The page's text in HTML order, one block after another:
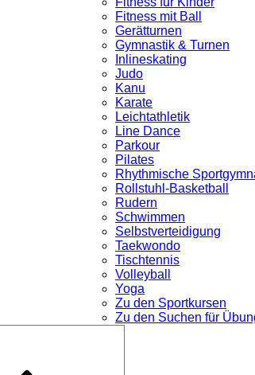
Fitness mit Ball
Gerätturnen
Gymnastik & Turnen
Inlineskating
Judo
Kanu
Karate
Leichtathletik
Line Dance
Parkour
Pilates
Rhythmische
Rollstuhl-Basketball
Rudern
Schwimmen
Selbstverteidigung
Taekwondo
Tischtennis
Volleyball
Yoga
Zu den Sportkursen
Zu den Suchen für